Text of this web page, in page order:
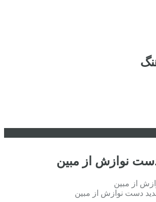
نوازش از مبین
از مبین
دست نوازش از مبین